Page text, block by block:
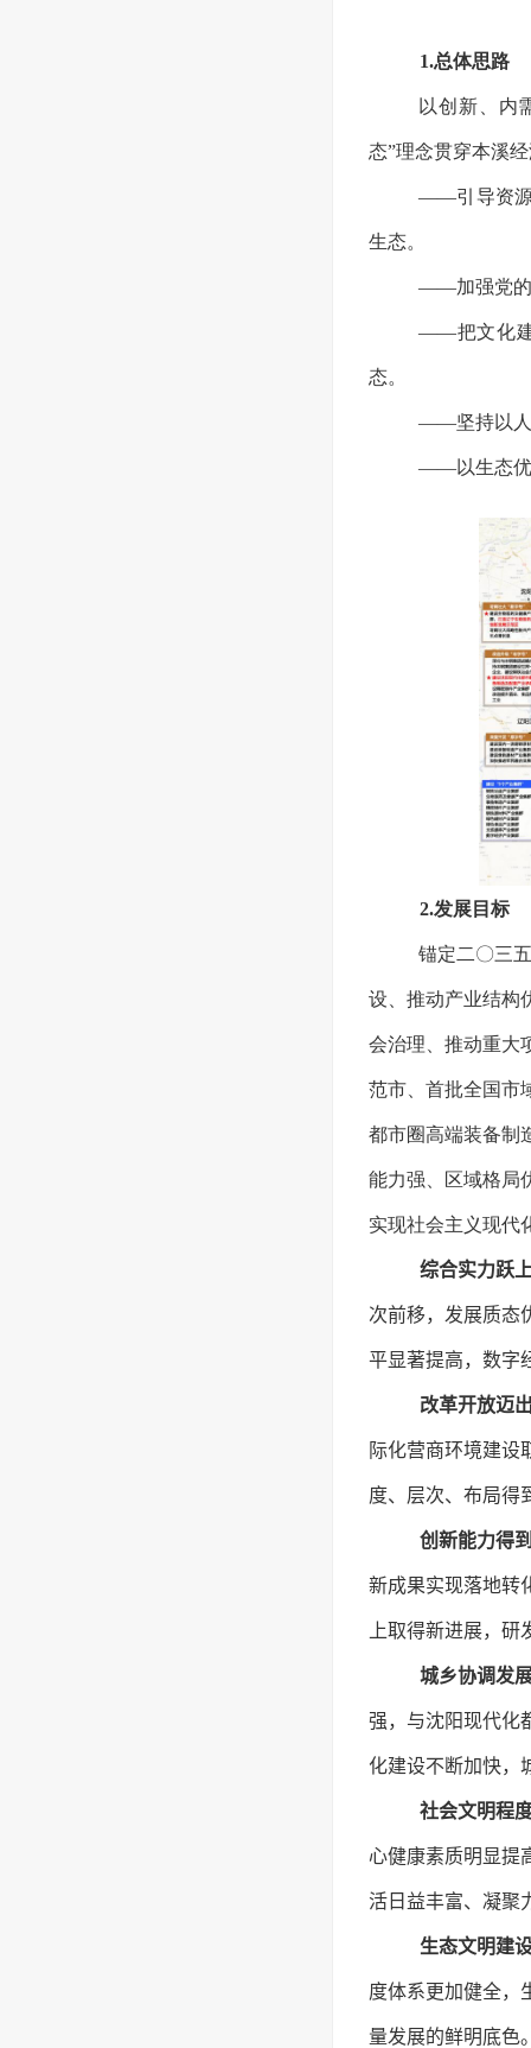
1.总体思路
以创新、内
态”理念贯穿本溪
——引导资源
生态。
——加强党的
——把文化建
态。
——坚持以人
——以生态优
2.发展目标
锚定二〇三
设、推动产业结构
会治理、推动重大
范市、首批全国市
都市圈高端装备制
能力强、区域格局
实现社会主义现代
综合实力跃
次前移，发展质态
平显著提高，数字
改革开放迈
际化营商环境建设
度、层次、布局得
创新能力得
新成果实现落地转
上取得新进展，
城乡协调发
强，与沈阳现代化
化建设不断加快，
社会文明程
心健康素质明显提
活日益丰富、凝聚
生态文明建
度体系更加健全，
量发展的鲜明底色